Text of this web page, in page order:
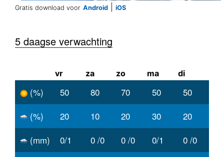
Gratis download voor Android iOS
5 daagse verwachting
vr za zo ma di
(%) 50 80 70 50
50
(%)
20 10 20 30
20
(mm)
0/1 0 /0 0 /0 0/1
0 /0